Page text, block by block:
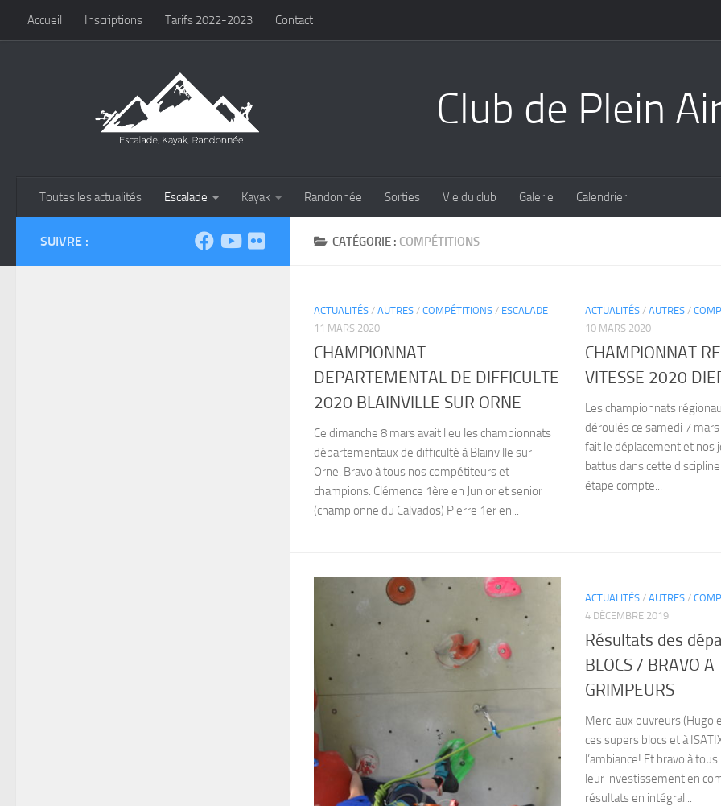
Skip to content
Accueil Inscriptions Tarifs 2022-2023 Contact
Club de Plein
Toutes les actualités Escalade Kayak Randonnée Sorties Vie du club Galerie Calendrier
CATÉGORIE : COMPÉTITIONS
ACTUALITÉS / AUTRES / COMPÉTITIONS / ESCALADE
11 MARS 2020
CHAMPIONNAT
DEPARTEMENTAL DE DIFFICULTE
2020 BLAINVILLE SUR ORNE
Ce dimanche 8 mars avait lieu les championnats
départementaux de difficulté à Blainville sur
Orne. Bravo à tous nos compétiteurs et
champions. Clémence 1ère en Junior et senior
(championne du Calvados) Pierre 1er en...
ACTUALITÉS / AUTRES /
10 MARS 2020
CHAMPIONNAT
VITESSE 2020
Les championnats
déroulés ce samedi 7 mars
fait le déplacement et nos
battus dans cette
étape compte...
ACTUALITÉS / AUTRES /
4 DÉCEMBRE 2019
Résultats des
BLOCS / BRAVO A
GRIMPEURS
Merci aux ouvreurs (Hugo
ces supers blocs et à
l’ambiance! Et bravo à
leur investissement en
résultats en intégral...
SUIVRE :